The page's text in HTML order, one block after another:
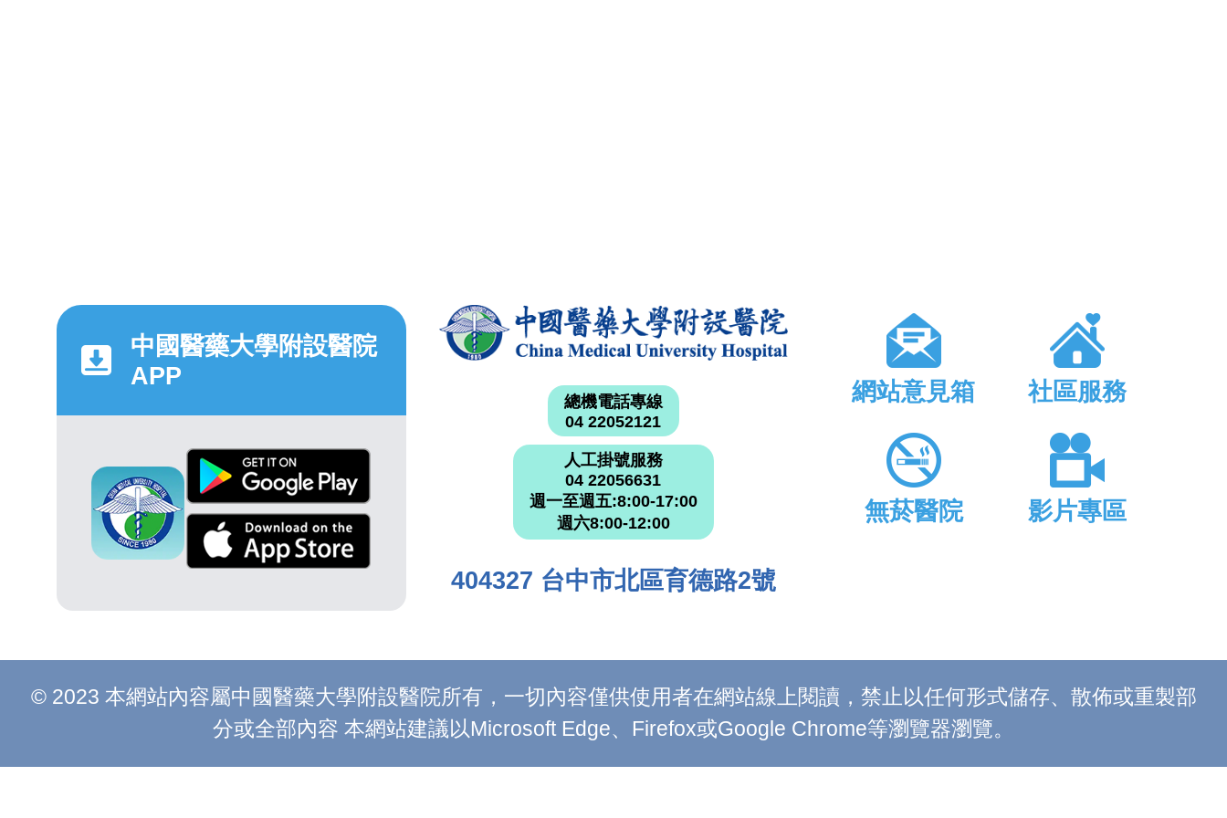
中國醫藥大學附設醫院
APP
總機電話專線
04 22052121
人工掛號服務
04 22056631
週一至週五:8:00-17:00
週六8:00-12:00
404327 台中市北區育德路2號
網站意見箱 社區服務
無菸醫院 影片專區
© 2023 本網站內容屬中國醫藥大學附設醫院所有，一切內容僅供使用者在網站線上閱讀，禁止以任何形式儲存、散佈或重製部
分或全部內容 本網站建議以Microsoft Edge、Firefox或Google Chrome等瀏覽器瀏覽。